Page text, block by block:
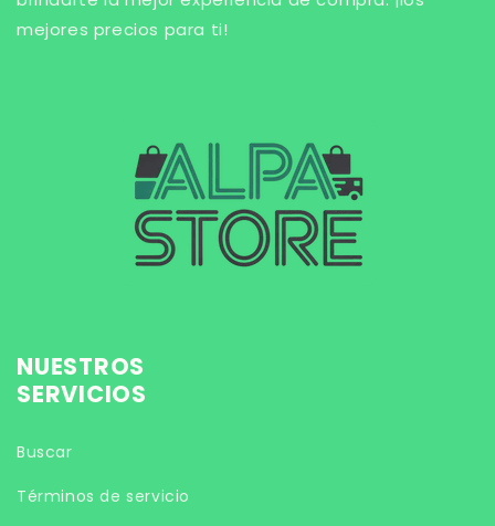
mejores precios para ti!
NUESTROS
SERVICIOS
Buscar
Términos de servicio